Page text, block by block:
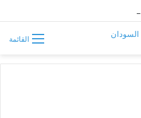
القائمة